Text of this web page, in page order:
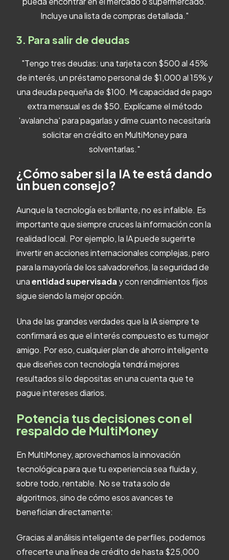
Incluye una lista de compras detallada."
3. Para salir de deudas
"Tengo tres deudas: una tarjeta con $500 al 45%
de interés, un préstamo personal de $1,000 al 15% y
una deuda pequeña de $100. Mi capacidad de pago
extra mensual es de $50. Explícame el método
'avalancha' para pagarlas y dime cuanto necesitaría
solicitar en crédito en MultiMoney para
solventarlas."
¿Cómo saber si la IA te está dando
un buen consejo?
Aunque la tecnología es brillante, no es infalible. Es
importante que siempre cruces la información con la
realidad local. Por ejemplo, la IA puede sugerirte
invertir en acciones internacionales complejas, pero
para la mayoría de los salvadoreños, la seguridad de
unaentidad supervisada y con rendimientos fijos
sigue siendo la mejor opción.
Una de las grandes verdades que la IA siempre te
confirmará es que el interés compuesto es tu mejor
amigo. Por eso, cualquier plan de ahorro inteligente
que diseñes con tecnología tendrá mejores
resultados si lo depositas en una cuenta que te
pague intereses diarios.
Potencia tus decisiones con el
respaldo de MultiMoney
En MultiMoney, aprovechamos la innovación
tecnológica para que tu experiencia sea fluida y,
sobre todo, rentable. No se trata solo de
algoritmos, sino de cómo esos avances te
benefician directamente:
Gracias al análisis inteligente de perfiles, podemos
ofrecerte una línea de crédito de hasta $25,000